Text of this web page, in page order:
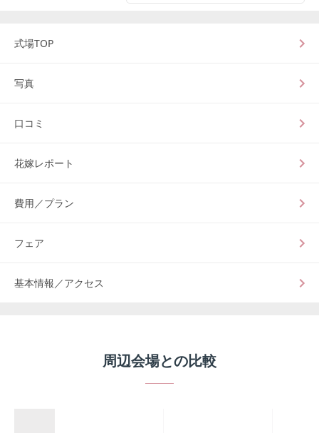
式場TOP
写真
口コミ
花嫁レポート
費用／プラン
フェア
基本情報／アクセス
周辺会場との比較